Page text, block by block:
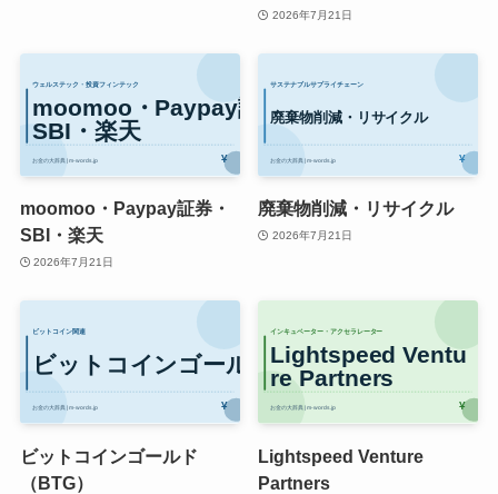
2026年7月21日
moomoo・Paypay証券・
SBI・楽天
2026年7月21日
廃棄物削減・リサイクル
2026年7月21日
ビットコインゴールド
（BTG）
Lightspeed Venture
Partners